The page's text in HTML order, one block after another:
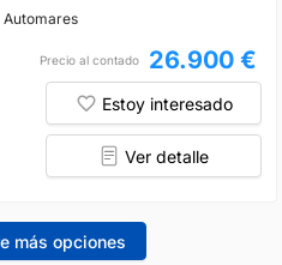
Automares
Precio al contado 26.900 €
Estoy interesado
Ver detalle
más opciones